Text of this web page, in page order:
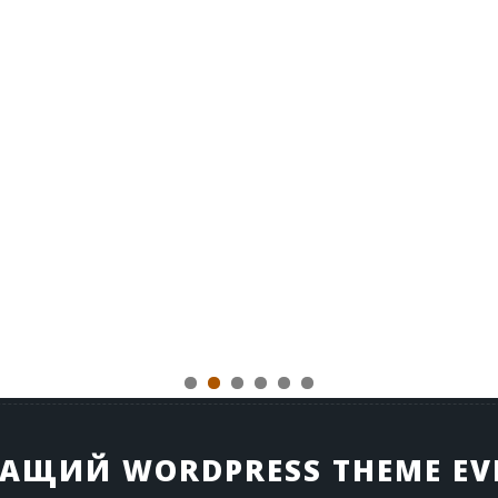
WORDPRESS THEME